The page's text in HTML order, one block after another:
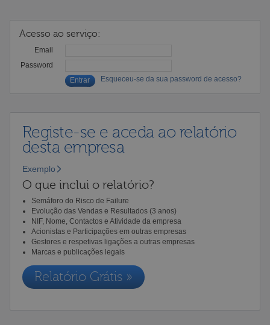
Acesso ao serviço:
Email
Password
Esqueceu-se da sua password de acesso?
Registe-se e aceda ao relatório
desta empresa
Exemplo
O que inclui o relatório?
Semáforo do Risco de Failure
Evolução das Vendas e Resultados (3 anos)
NIF, Nome, Contactos e Atividade da empresa
Acionistas e Participações em outras empresas
Gestores e respetivas ligações a outras empresas
Marcas e publicações legais
Relatório Grátis »